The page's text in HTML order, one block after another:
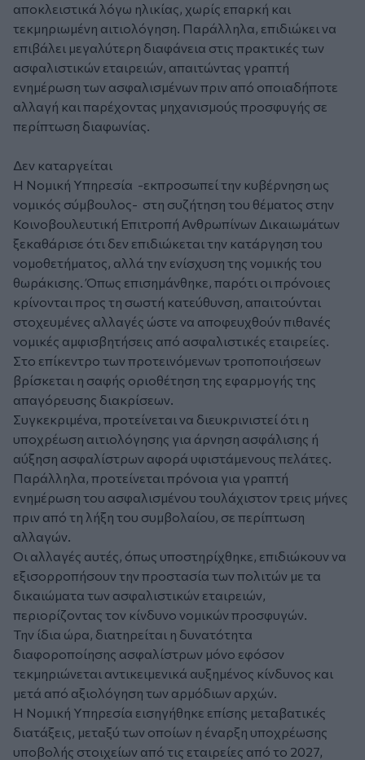
αποκλειστικά λόγω ηλικίας, χωρίς επαρκή και
τεκμηριωμένη αιτιολόγηση. Παράλληλα, επιδιώκει να
επιβάλει μεγαλύτερη διαφάνεια στις πρακτικές των
ασφαλιστικών εταιρειών, απαιτώντας γραπτή
ενημέρωση των ασφαλισμένων πριν από οποιαδήποτε
αλλαγή και παρέχοντας μηχανισμούς προσφυγής σε
περίπτωση διαφωνίας.
Δεν καταργείται
Η Νομική Υπηρεσία -εκπροσωπεί την κυβέρνηση ως
νομικός σύμβουλος- στη συζήτηση του θέματος στην
Κοινοβουλευτική Επιτροπή Ανθρωπίνων Δικαιωμάτων
ξεκαθάρισε ότι δεν επιδιώκεται την κατάργηση του
νομοθετήματος, αλλά την ενίσχυση της νομικής του
θωράκισης. Όπως επισημάνθηκε, παρότι οι πρόνοιες
κρίνονται προς τη σωστή κατεύθυνση, απαιτούνται
στοχευμένες αλλαγές ώστε να αποφευχθούν πιθανές
νομικές αμφισβητήσεις από ασφαλιστικές εταιρείες.
Στο επίκεντρο των προτεινόμενων τροποποιήσεων
βρίσκεται η σαφής οριοθέτηση της εφαρμογής της
απαγόρευσης διακρίσεων.
Συγκεκριμένα, προτείνεται να διευκρινιστεί ότι η
υποχρέωση αιτιολόγησης για άρνηση ασφάλισης ή
αύξηση ασφαλίστρων αφορά υφιστάμενους πελάτες.
Παράλληλα, προτείνεται πρόνοια για γραπτή
ενημέρωση του ασφαλισμένου τουλάχιστον τρεις μήνες
πριν από τη λήξη του συμβολαίου, σε περίπτωση
αλλαγών.
Οι αλλαγές αυτές, όπως υποστηρίχθηκε, επιδιώκουν να
εξισορροπήσουν την προστασία των πολιτών με τα
δικαιώματα των ασφαλιστικών εταιρειών,
περιορίζοντας τον κίνδυνο νομικών προσφυγών.
Την ίδια ώρα, διατηρείται η δυνατότητα
διαφοροποίησης ασφαλίστρων μόνο εφόσον
τεκμηριώνεται αντικειμενικά αυξημένος κίνδυνος και
μετά από αξιολόγηση των αρμόδιων αρχών.
Η Νομική Υπηρεσία εισηγήθηκε επίσης μεταβατικές
διατάξεις, μεταξύ των οποίων η έναρξη υποχρέωσης
υποβολής στοιχείων από τις εταιρείες από το 2027,